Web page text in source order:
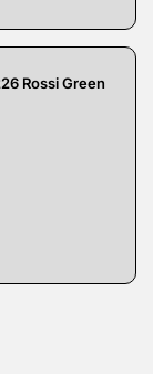
Rossi Green